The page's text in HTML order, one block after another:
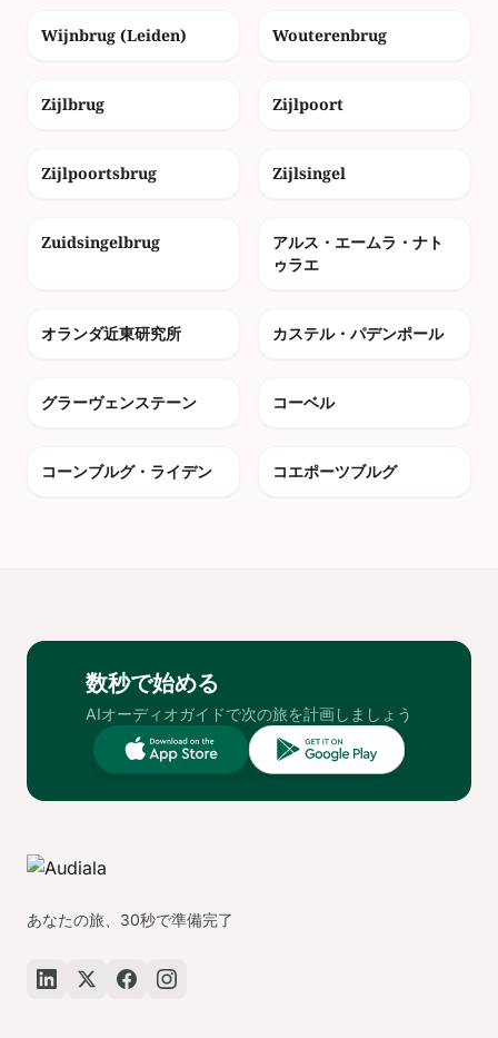
Wijnbrug (Leiden) Wouterenbrug
Zijlbrug Zijlpoort
Zijlpoortsbrug Zijlsingel
Zuidsingelbrug
アルス・エームラ・ナト
ゥラエ
オランダ近東研究所 カステル・パデンポール
グラーヴェンステーン コーベル
コーンブルグ・ライデン コエポーツブルグ
数秒で始める
AIオーディオガイドで次の旅を計画しましょう
あなたの旅、30秒で準備完了